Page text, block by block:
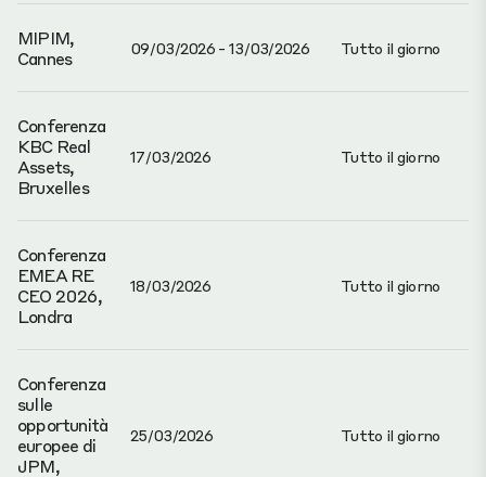
MIPIM,
Cannes
09/03/2026 - 13/03/2026 Tutto il giorno
Conferenza
KBC Real
Assets,
Bruxelles
17/03/2026 Tutto il giorno
Conferenza
EMEA RE
CEO 2026,
Londra
18/03/2026 Tutto il giorno
Conferenza
sulle
opportunità
europee di
JPM,
25/03/2026 Tutto il giorno